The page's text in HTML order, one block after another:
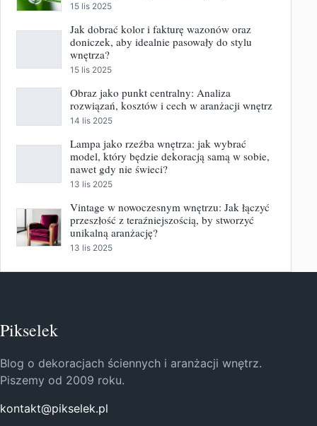
15 lis 2025
Jak dobrać kolor i fakturę wazonów oraz
doniczek, aby idealnie pasowały do stylu
wnętrza?
15 lis 2025
Obraz jako punkt centralny: Analiza
rozwiązań, kosztów i cech w aranżacji wnętrz
14 lis 2025
Lampa jako rzeźba wnętrza: jak wybrać
model, który będzie dekoracją samą w sobie,
nawet gdy nie świeci?
13 lis 2025
Vintage w nowoczesnym wnętrzu: Jak łączyć
przeszłość z teraźniejszością, by stworzyć
unikalną aranżację?
13 lis 2025
Pikselek
Blog o dekoracjach ściennych i aranżacji wnętrz.
Piszemy od 2009 roku.
kontakt@pikselek.pl